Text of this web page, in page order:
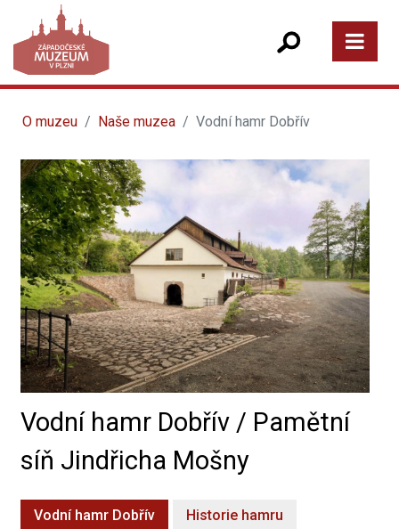
O muzeu Naše muzea Vodní hamr Dobřív
Vodní hamr Dobřív / Pamětní
síň Jindřicha Mošny
Vodní hamr Dobřív Historie hamru